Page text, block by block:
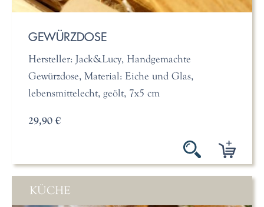
GEWÜRZDOSE
Hersteller: Jack&Lucy, Handgemachte
Gewürzdose, Material: Eiche und Glas,
lebensmittelecht, geölt, 7x5 cm
29,90 €
KÜCHE